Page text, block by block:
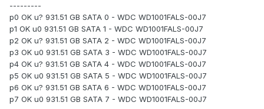
---------
p0 OK u? 931.51 GB SATA 0 - WDC WD1001FALS-00J7
p1 OK u0 931.51 GB SATA 1 - WDC WD1001FALS-00J7
p2 OK u? 931.51 GB SATA 2 - WDC WD1001FALS-00J7
p3 OK u0 931.51 GB SATA 3 - WDC WD1001FALS-00J7
p4 OK u? 931.51 GB SATA 4 - WDC WD1001FALS-00J7
p5 OK u0 931.51 GB SATA 5 - WDC WD1001FALS-00J7
p6 OK u? 931.51 GB SATA 6 - WDC WD1001FALS-00J7
p7 OK u0 931.51 GB SATA 7 - WDC WD1001FALS-00J7